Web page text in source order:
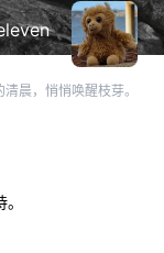
晨，悄悄唤醒枝芽。